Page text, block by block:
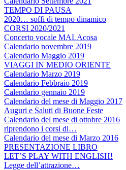
TEMPO DI PAUSA
2020… soffi di tempo dinamico
CORSI 2020/2021
Concerto vocale MALAcosa
Calendario novembre 2019
Calendario Maggio 2019
VIAGGI IN MEDIO ORIENTE
Calendario Marzo 2019
Calendario Febbraio 2019
Calendario gennaio 2019
Calendario del mese di Maggio 2017
Auguri e Saluti di Buone Feste
Calendario del mese di ottobre 2016
riprendono i corsi di…
Calendario del mese di Marzo 2016
PRESENTAZIONE LIBRO
LET’S PLAY WITH ENGLISH!
Legge dell’attrazione…